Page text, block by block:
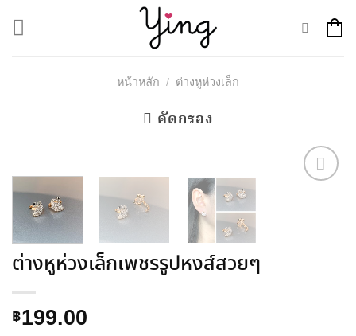
หน้าหลัก / ต่างหูห่วงเล็ก
คัดกรอง
ต่างหูห่วงเล็กเพชรรูปหงส์สวยๆ
฿199.00